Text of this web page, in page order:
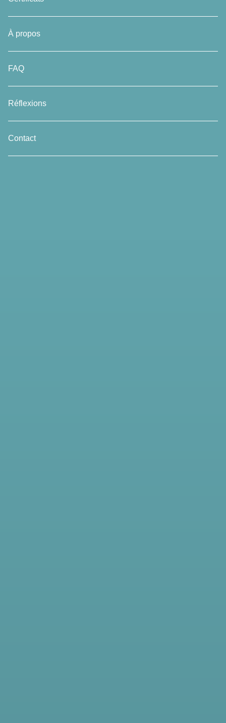
À propos
FAQ
Réflexions
Contact